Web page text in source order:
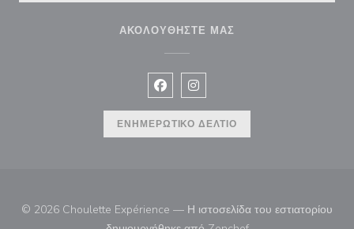
ΑΚΟΛΟΥΘΉΣΤΕ ΜΑΣ
Facebook ((ανοίγει σε νέο
Instagram ((ανοίγει σε νέο
ΕΝΗΜΕΡΩΤΙΚΌ ΔΕΛΤΊΟ
© 2026 Choulette Expérience — Η ιστοσελίδα του εστιατορίου